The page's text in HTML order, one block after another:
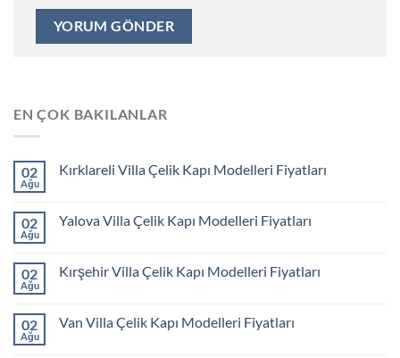
EN ÇOK BAKILANLAR
02
Ağu
Kırklareli Villa Çelik Kapı Modelleri Fiyatları
02
Ağu
Yalova Villa Çelik Kapı Modelleri Fiyatları
02
Ağu
Kırşehir Villa Çelik Kapı Modelleri Fiyatları
02
Ağu
Van Villa Çelik Kapı Modelleri Fiyatları